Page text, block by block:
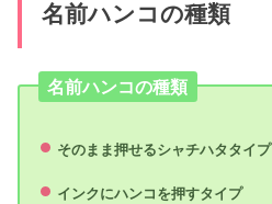
名前ハンコの種類
名前ハンコの種類
そのまま押せるシャチハタタイプ
インクにハンコを押すタイプ